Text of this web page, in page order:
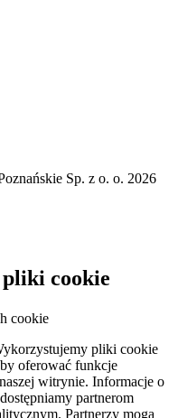
Sp. z o. o. 2026
cookie
cookie
pliki cookie
oferować funkcje
witrynie. Informacje o
partnerom
Partnerzy mogą